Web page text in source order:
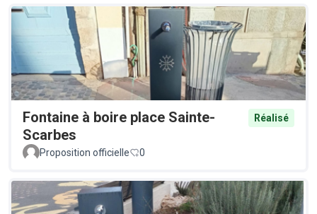
Fontaine à boire place Sainte-
Scarbes
Réalisé
Proposition officielle 0